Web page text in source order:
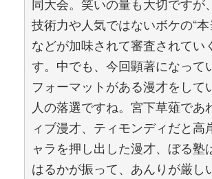
技術力や人気ではないボケの“本
などが加味されて審査されてい
す。中でも、今回顕著になって
フォーマットがある漫才をして
人の落選ですね。宮下草薙であ
ィブ漫才、ティモンディだと高
ャラを押し出した漫才、ぼる塾
はるかが振って、あんりが厳し